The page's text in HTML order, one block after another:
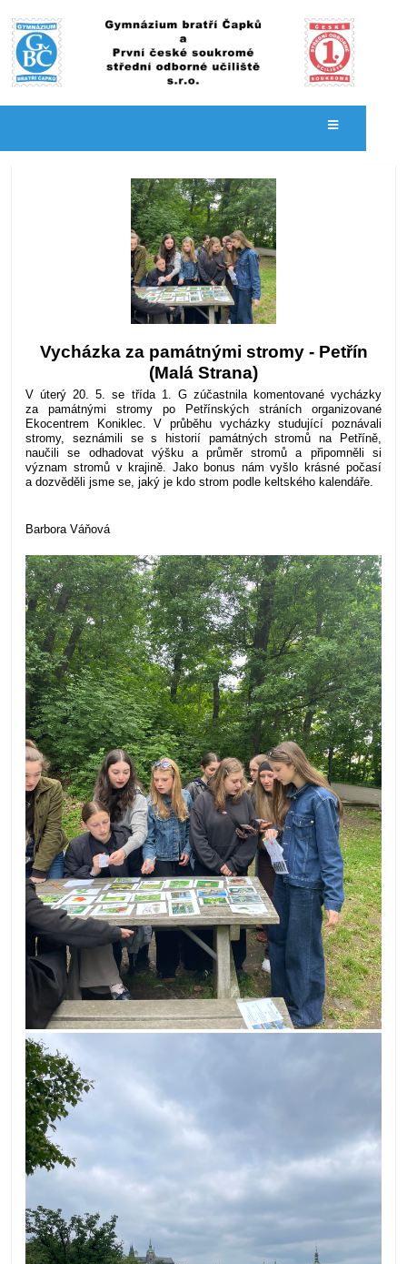
Vycházka za památnými stromy - Petřín
(Malá Strana)
V úterý 20. 5. se třída 1. G zúčastnila komentované vycházky
za památnými stromy po Petřínských stráních organizované
Ekocentrem Koniklec. V průběhu vycházky studující poznávali
stromy, seznámili se s historií památných stromů na Petříně,
naučili se odhadovat výšku a průměr stromů a připomněli si
význam stromů v krajině. Jako bonus nám vyšlo krásné počasí
a dozvěděli jsme se, jaký je kdo strom podle keltského kalendáře.
Barbora Váňová